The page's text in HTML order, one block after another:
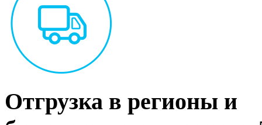
Отгрузка в регионы и